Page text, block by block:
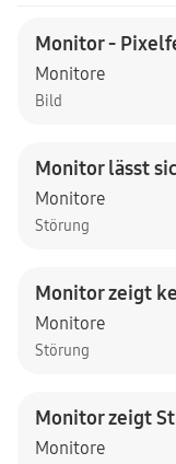
Monitor -
Monitore
Bild
Monitor lässt
Monitore
Störung
Monitor zeigt
Monitore
Störung
Monitor zeigt
Monitore